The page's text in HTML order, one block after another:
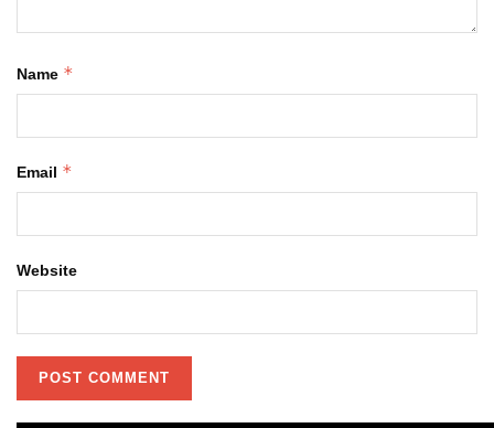
Name *
Email *
Website